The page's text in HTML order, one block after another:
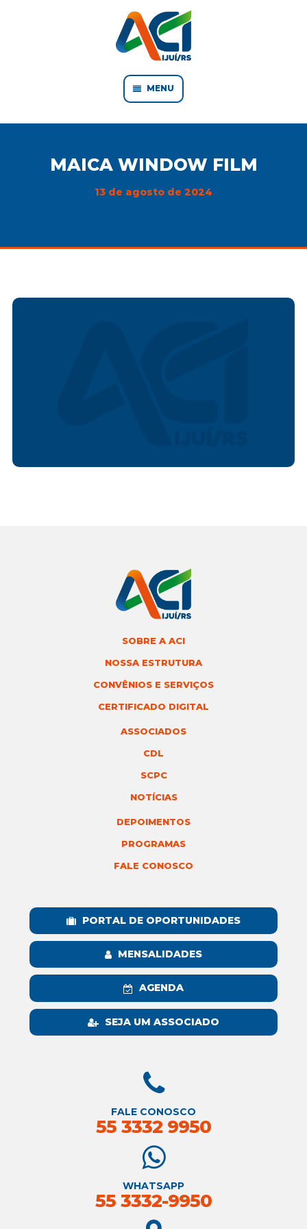
MENU
MAICA WINDOW FILM
13 de agosto de 2024
SOBRE A ACI
NOSSA ESTRUTURA
CONVÊNIOS E SERVIÇOS
CERTIFICADO DIGITAL
ASSOCIADOS
CDL
SCPC
NOTÍCIAS
DEPOIMENTOS
PROGRAMAS
FALE CONOSCO
PORTAL DE OPORTUNIDADES
MENSALIDADES
AGENDA
SEJA UM ASSOCIADO
FALE CONOSCO
55 3332 9950
WHATSAPP
55 3332-9950